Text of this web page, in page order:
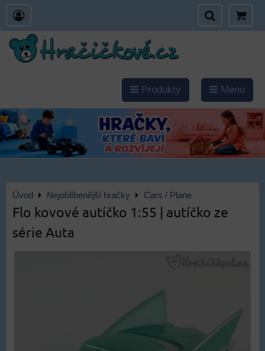
Produkty Menu
Úvod Nejoblíbenější hračky Cars / Plane
Flo kovové autíčko 1:55 | autíčko ze
série Auta